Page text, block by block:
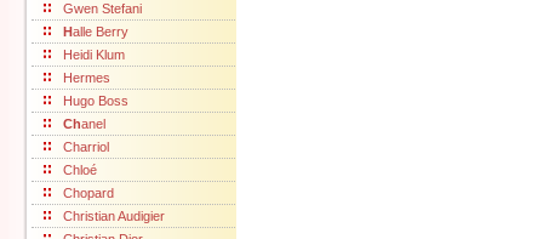
Gwen Stefani
Halle Berry
Heidi Klum
Hermes
Hugo Boss
Chanel
Charriol
Chloé
Chopard
Christian Audigier